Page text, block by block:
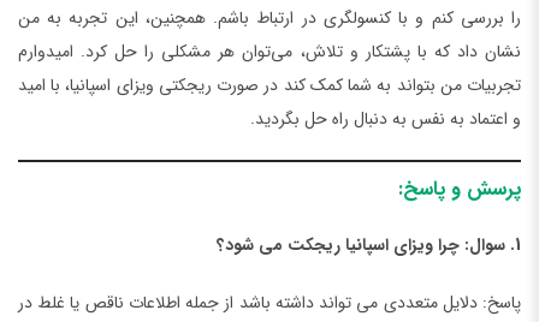
را بررسی کنم و با کنسولگری در ارتباط باشم. همچنین، این تجربه به من
نشان داد که با پشتکار و تلاش، می‌توان هر مشکلی را حل کرد. امیدوارم
تجربیات من بتواند به شما کمک کند در صورت ریجکتی ویزای اسپانیا، با امید
و اعتماد به نفس به دنبال راه حل بگردید.
پرسش و پاسخ:
1. سوال: چرا ویزای اسپانیا ریجکت می شود؟
پاسخ: دلایل متعددی می تواند داشته باشد از جمله اطلاعات ناقص یا غلط در